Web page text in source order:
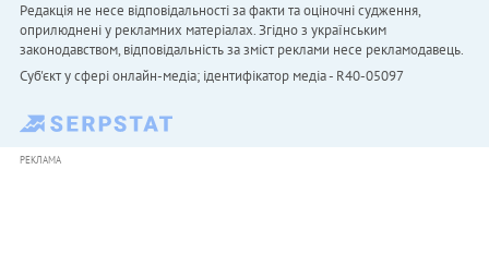
Редакція не несе відповідальності за факти та оціночні судження,
оприлюднені у рекламних матеріалах. Згідно з українським
законодавством, відповідальність за зміст реклами несе рекламодавець.
Cуб'єкт у сфері онлайн-медіа; ідентифікатор медіа - R40-05097
РЕКЛАМА